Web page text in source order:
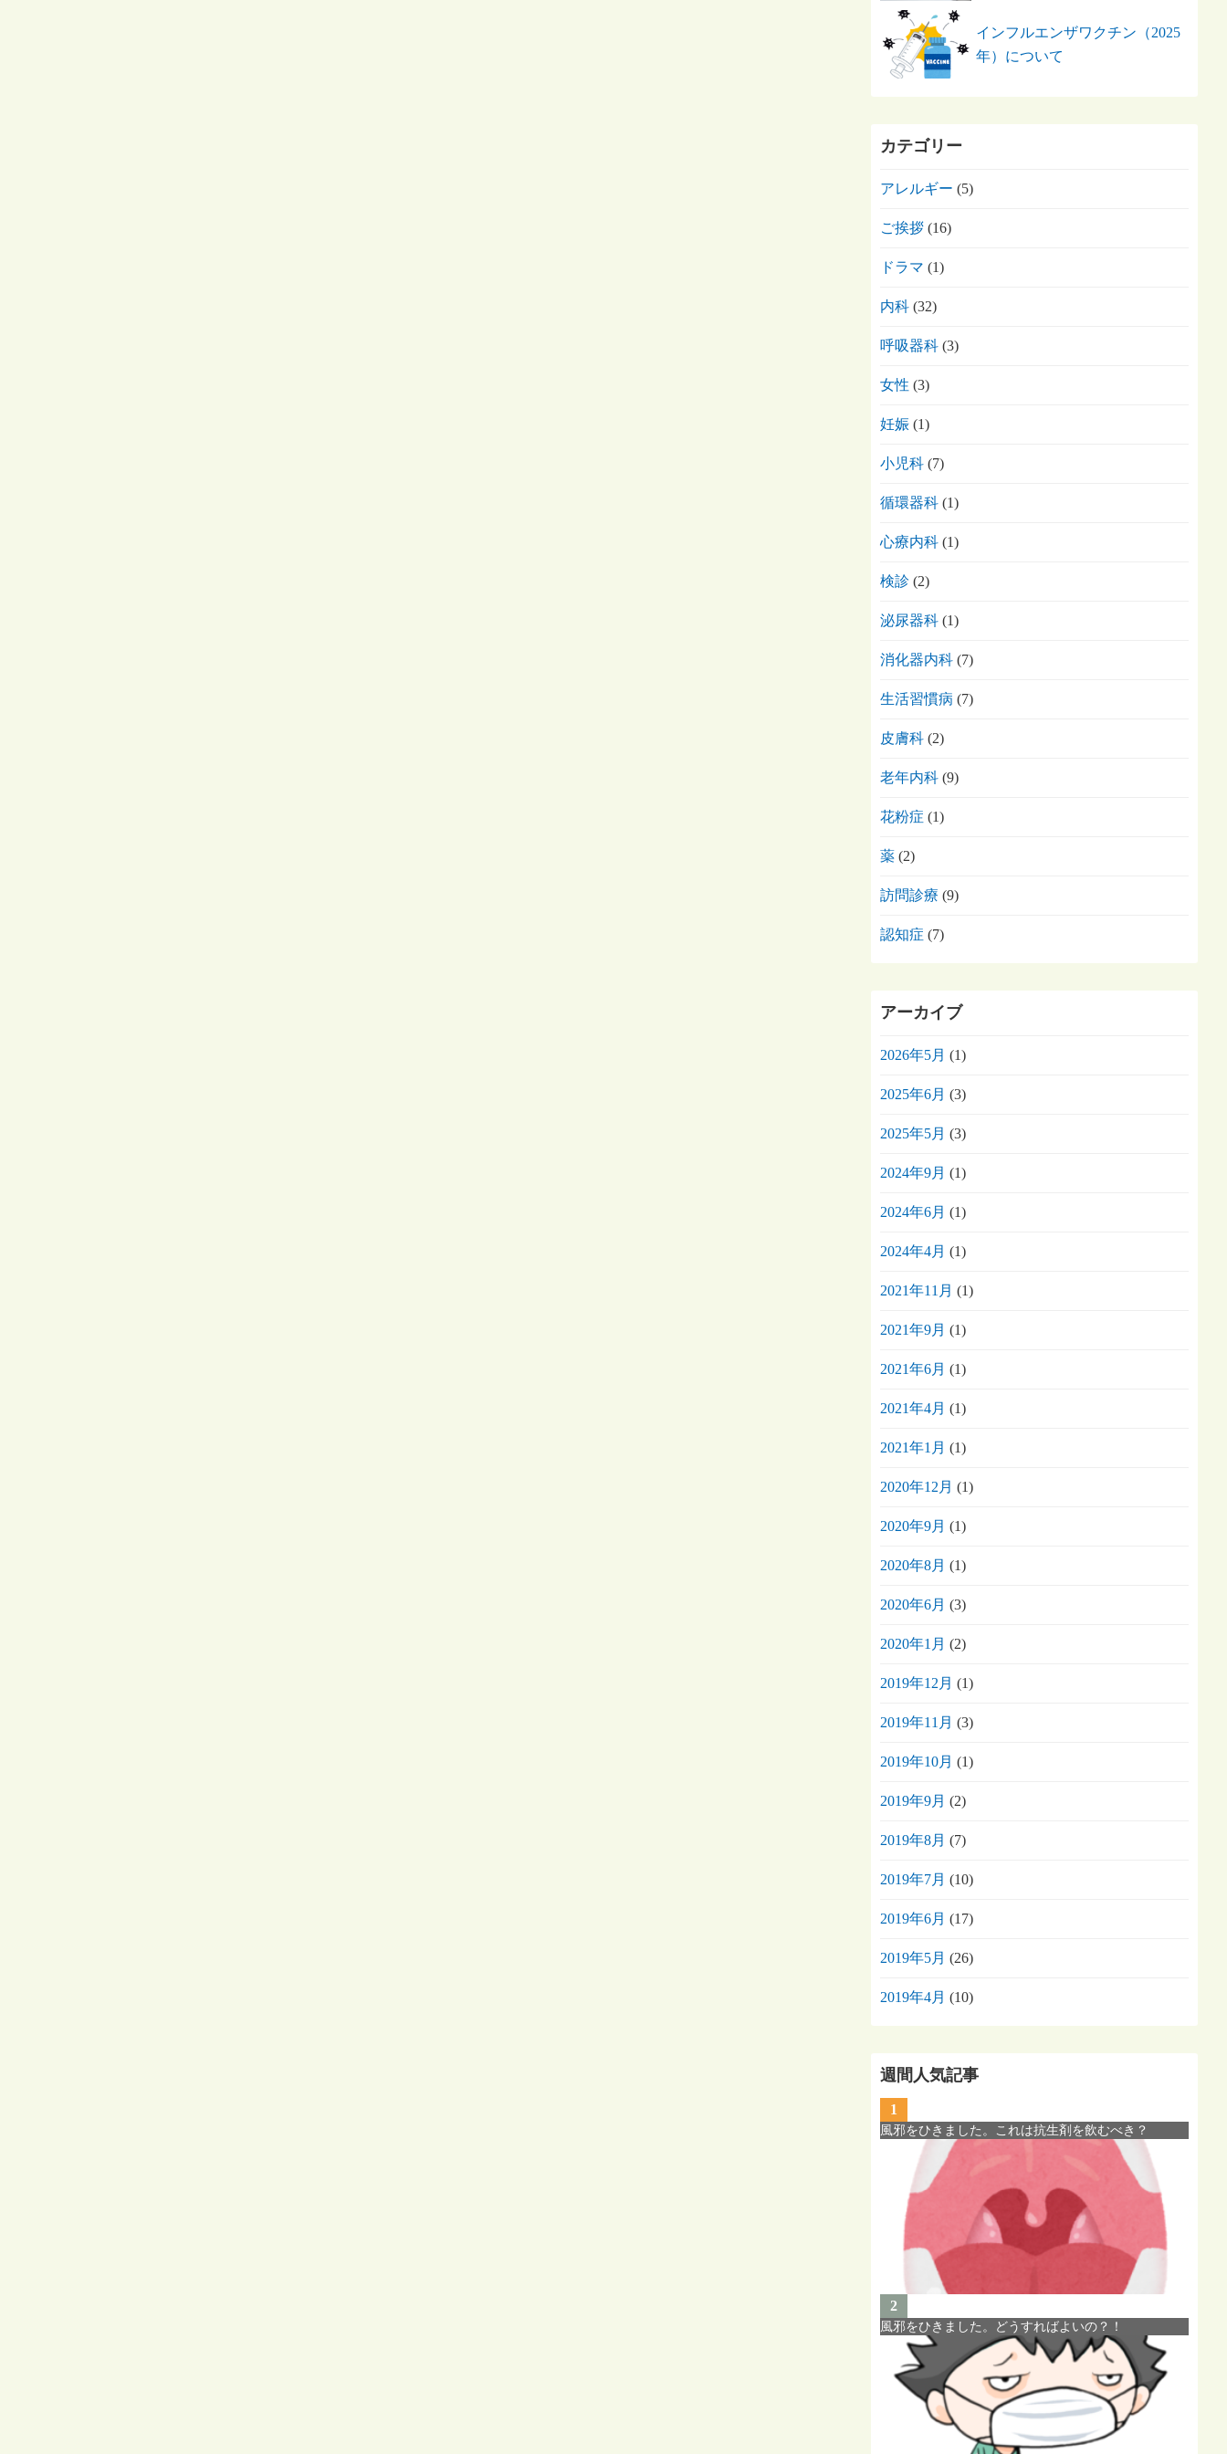
インフルエンザワクチン（2025
年）について
カテゴリー
アレルギー (5)
ご挨拶 (16)
ドラマ (1)
内科 (32)
呼吸器科 (3)
女性 (3)
妊娠 (1)
小児科 (7)
循環器科 (1)
心療内科 (1)
検診 (2)
泌尿器科 (1)
消化器内科 (7)
生活習慣病 (7)
皮膚科 (2)
老年内科 (9)
花粉症 (1)
薬 (2)
訪問診療 (9)
認知症 (7)
アーカイブ
2026年5月 (1)
2025年6月 (3)
2025年5月 (3)
2024年9月 (1)
2024年6月 (1)
2024年4月 (1)
2021年11月 (1)
2021年9月 (1)
2021年6月 (1)
2021年4月 (1)
2021年1月 (1)
2020年12月 (1)
2020年9月 (1)
2020年8月 (1)
2020年6月 (3)
2020年1月 (2)
2019年12月 (1)
2019年11月 (3)
2019年10月 (1)
2019年9月 (2)
2019年8月 (7)
2019年7月 (10)
2019年6月 (17)
2019年5月 (26)
2019年4月 (10)
週間人気記事
1
風邪をひきました。これは抗生剤を飲むべき？
2
風邪をひきました。どうすればよいの？！